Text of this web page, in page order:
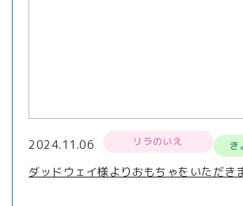
2024.11.06 リラのいえ き
ダッドウェイ様よりおもちゃをいただき